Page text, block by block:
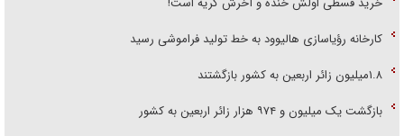
کارخانه رؤیاسازی هالیوود به خط تولید فراموشی رسید
۱.۸میلیون زائر اربعین به کشور بازگشتند
بازگشت یک میلیون و ۹۷۴ هزار زائر اربعین به کشور